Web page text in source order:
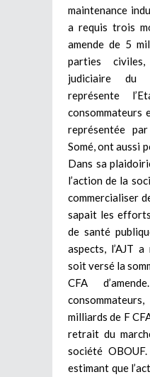
maintenance
a requis trois
amende de 5
parties
judiciaire du
représente
consommateurs
représentée
Somé, ont aussi
Dans sa
l’action de la
commercialiser
sapait les
de santé
aspects, l’AJT a
soit versé la
CFA
milliards de F
retrait du
société
estimant que